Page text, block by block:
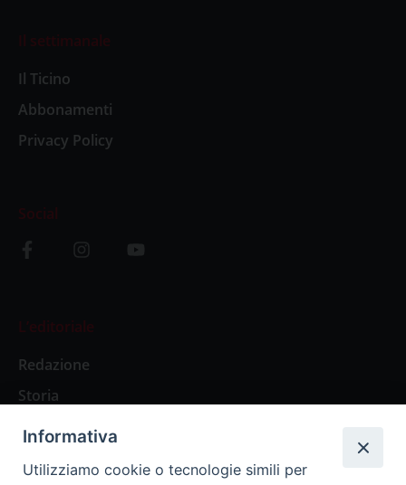
Il settimanale
Il Ticino
Abbonamenti
Privacy Policy
Social
L’editoriale
Redazione
Storia
Abbonamenti
Informativa
Utilizziamo cookie o tecnologie simili per